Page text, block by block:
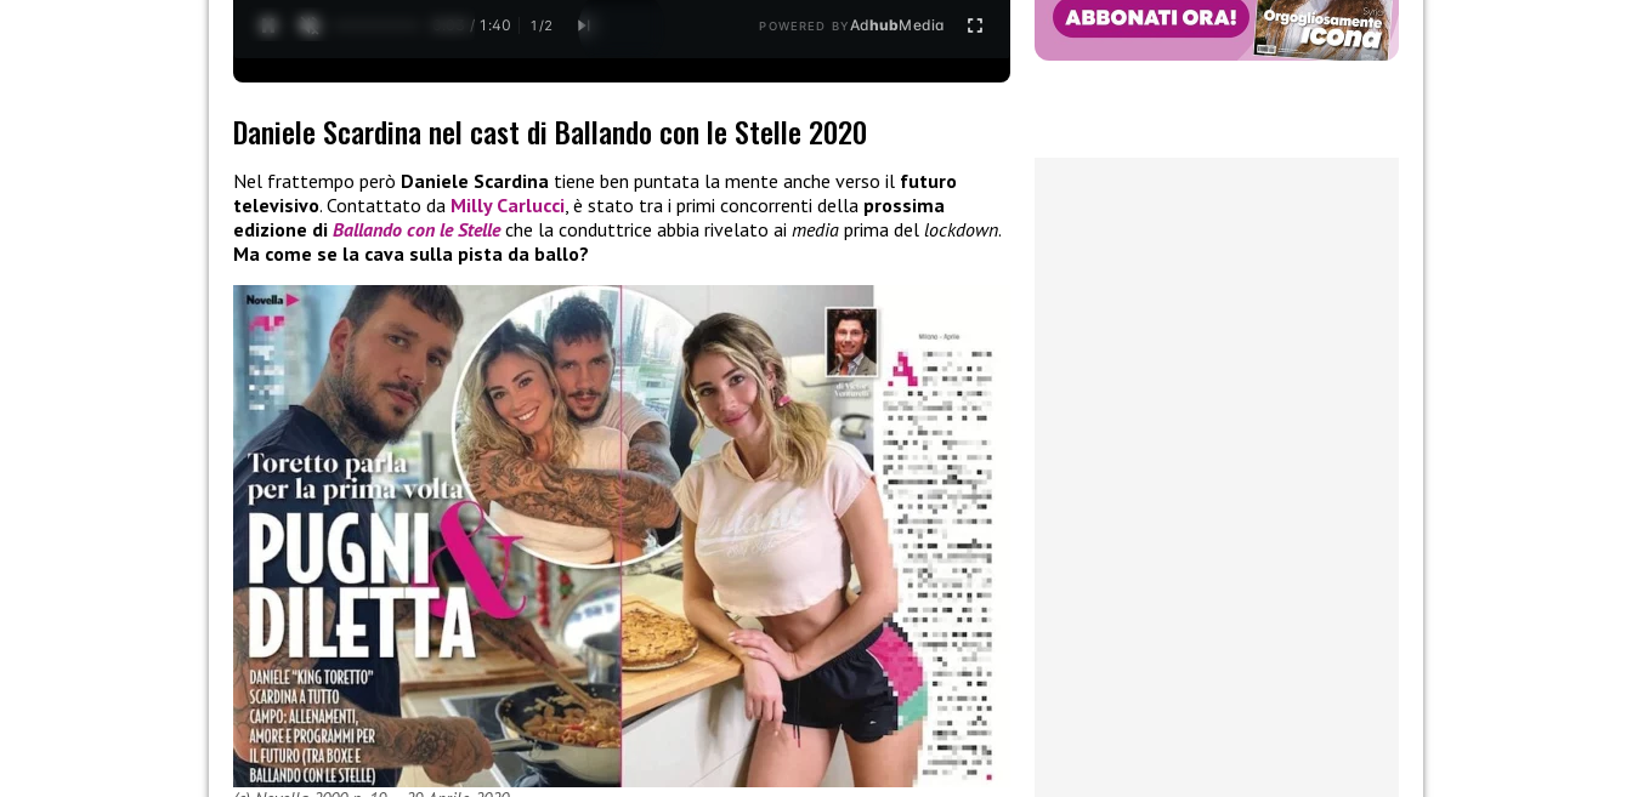
0:04 / 1:40 1 /2 POWERED BYAdhubMedia
Daniele Scardina nel cast di Ballando con le Stelle 2020
Nel frattempo però Daniele Scardina tiene ben puntata la mente anche verso il futuro
televisivo. Contattato da Milly Carlucci, è stato tra i primi concorrenti della prossima
edizione di Ballando con le Stelleche la conduttrice abbia rivelato ai media prima del lockdown.
Ma come se la cava sulla pista da ballo?